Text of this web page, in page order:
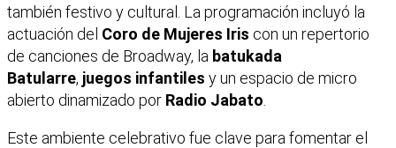
también festivo y cultural. La programación incluyó la
actuación del Coro de Mujeres Iris con un repertorio
de canciones de Broadway, la batukada
Batularre, juegos infantiles y un espacio de micro
abierto dinamizado por Radio Jabato
Este ambiente celebrativo fue clave para fomentar el